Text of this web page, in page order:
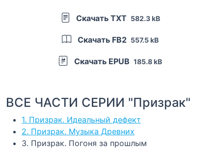
Скачать TXT 582.3 kB
Скачать FB2 557.5 kB
Скачать EPUB 185.8 kB
ВСЕ ЧАСТИ СЕРИИ "Призрак"
1. Призрак. Идеальный дефект
2. Призрак. Музыка Древних
3. Призрак. Погоня за прошлым